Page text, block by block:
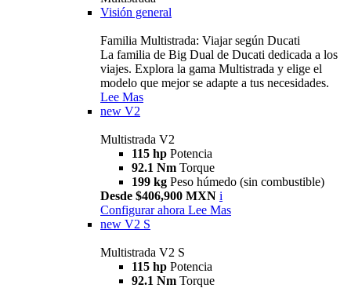
Visión general
Familia Multistrada: Viajar según Ducati
La familia de Big Dual de Ducati dedicada a los
viajes. Explora la gama Multistrada y elige el
modelo que mejor se adapte a tus necesidades.
Lee Mas
new V2
Multistrada V2
115 hp Potencia
92.1 Nm Torque
199 kg Peso húmedo (sin combustible)
Desde $406,900 MXN i
Configurar ahora Lee Mas
new V2 S
Multistrada V2 S
115 hp Potencia
92.1 Nm Torque